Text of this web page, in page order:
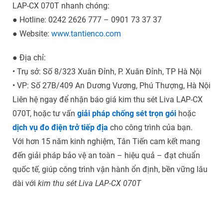
LAP-CX 070T nhanh chóng:
● Hotline: 0242 2626 777 – 0901 73 37 37
● Website: www.tantienco.com
● Địa chỉ:
• Trụ sở: Số 8/323 Xuân Đỉnh, P. Xuân Đỉnh, TP Hà Nội
• VP: Số 27B/409 An Dương Vương, Phú Thượng, Hà Nội
Liên hệ ngay để nhận báo giá kim thu sét Liva LAP-CX
070T, hoặc tư vấn giải pháp chống sét trọn góihoặc
dịch vụ đo điện trở tiếp địa cho công trình của bạn.
Với hơn 15 năm kinh nghiệm, Tân Tiến cam kết mang
đến giải pháp bảo vệ an toàn – hiệu quả – đạt chuẩn
quốc tế, giúp công trình vận hành ổn định, bền vững lâu
dài với kim thu sét Liva LAP-CX 070T